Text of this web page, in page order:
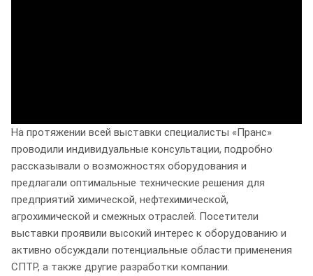
На протяжении всей выставки специалисты «Пранс»
проводили индивидуальные консультации, подробно
рассказывали о возможностях оборудования и
предлагали оптимальные технические решения для
предприятий химической, нефтехимической,
агрохимической и смежных отраслей. Посетители
выставки проявили высокий интерес к оборудованию и
активно обсуждали потенциальные области применения
СПТР, а также другие разработки компании.